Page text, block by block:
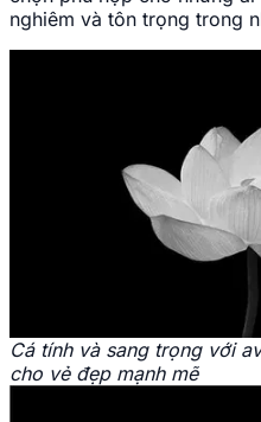
nghiêm và tôn trọng trong
Cá tính và sang trọng với
cho vẻ đẹp mạnh mẽ